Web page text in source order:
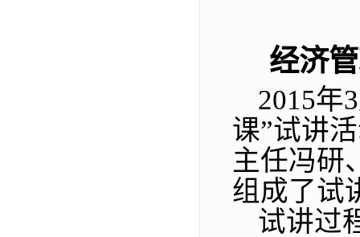
经济
2015年3
课”试讲
主任冯研
组成了试
试讲过